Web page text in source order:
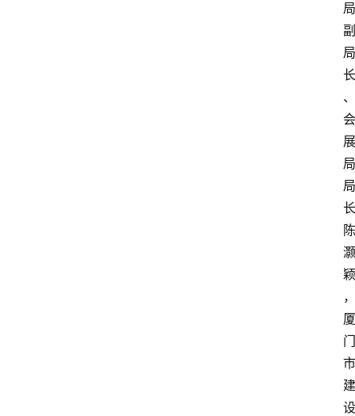
局
副
局
长
、
会
展
局
局
长
陈
灏
颖
，
厦
门
市
建
设